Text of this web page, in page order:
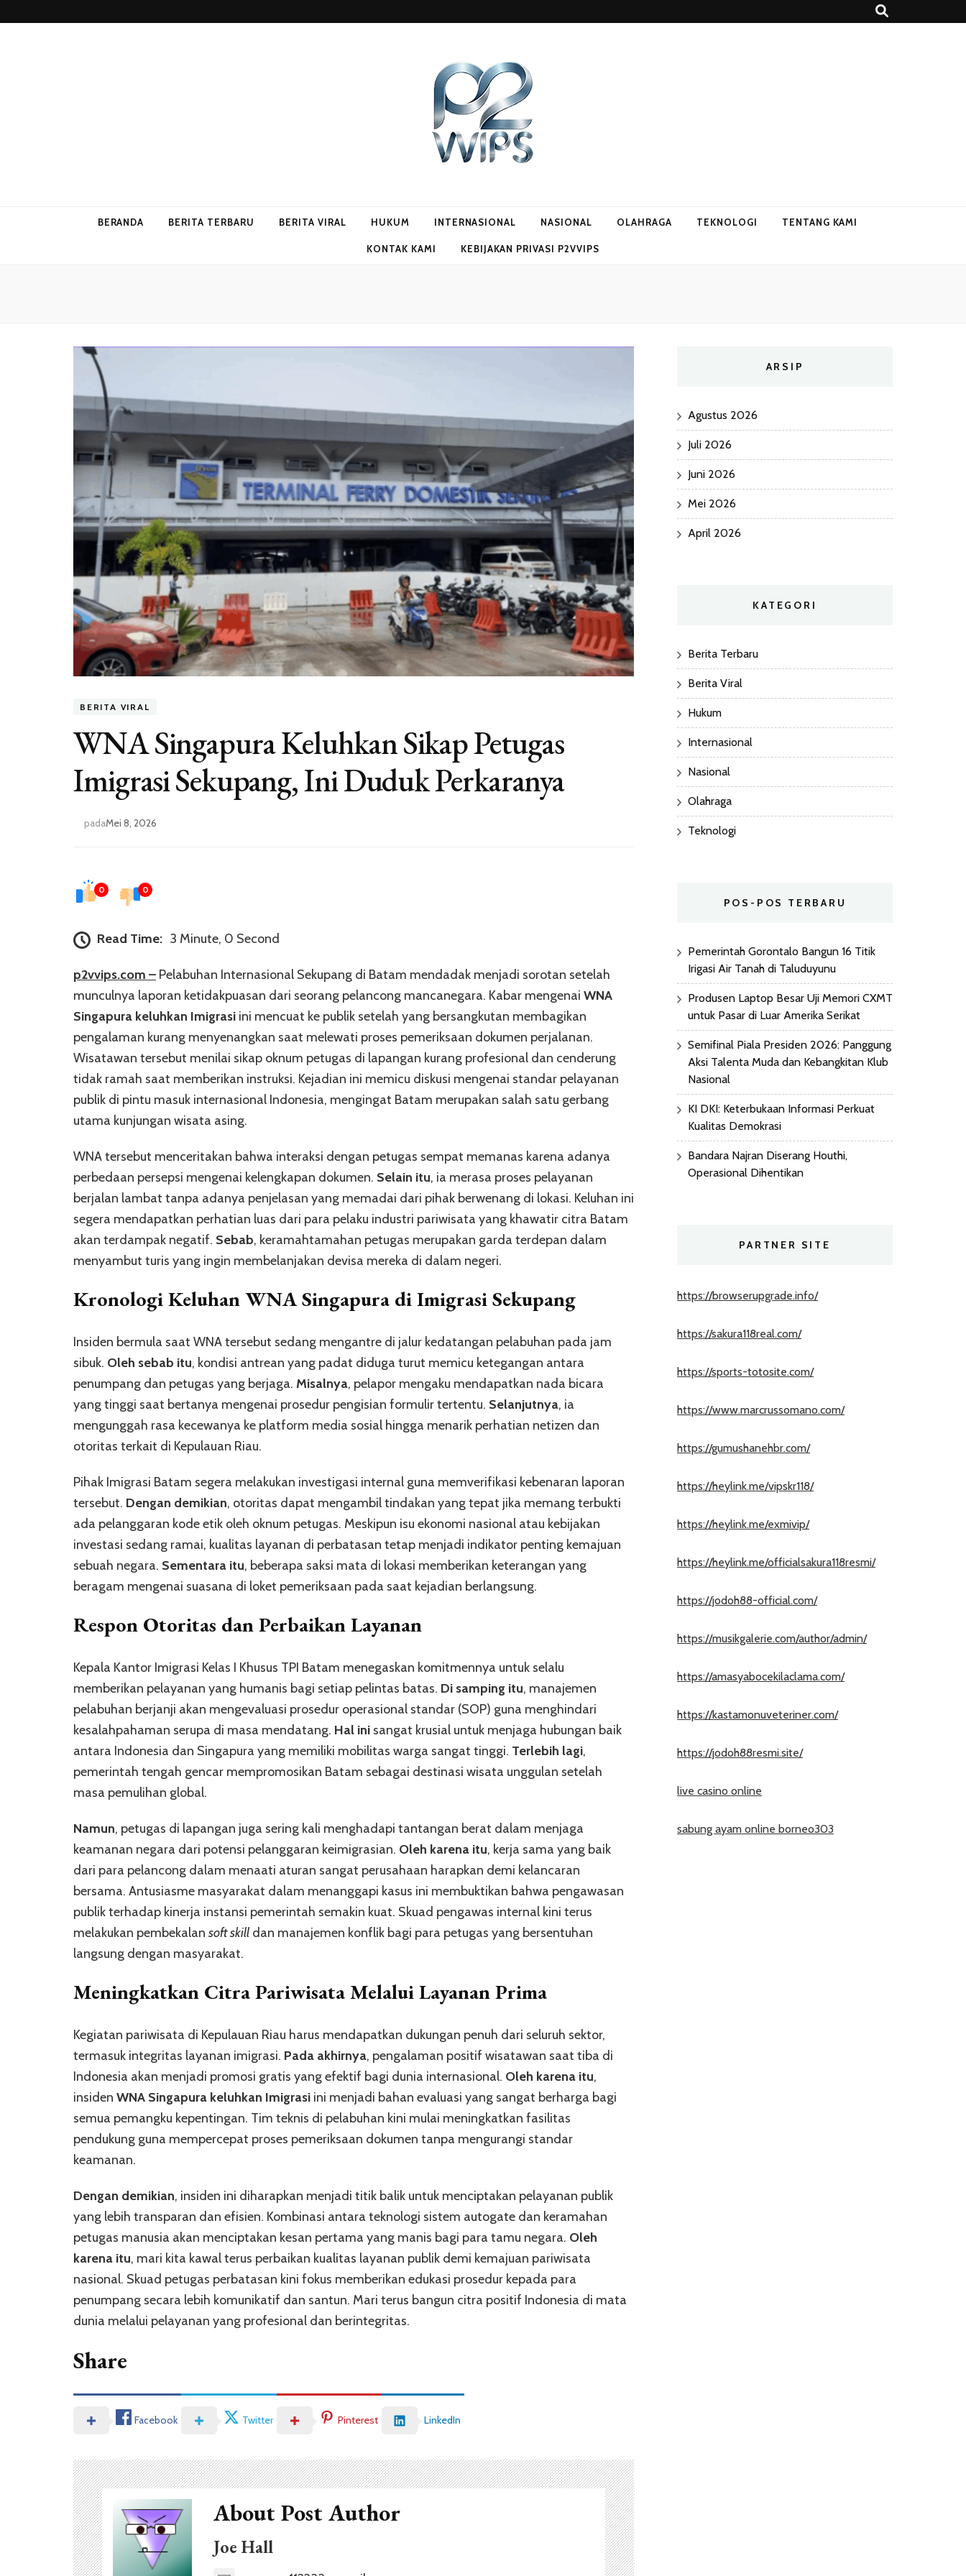
BERANDA BERITA TERBARU BERITA VIRAL HUKUM INTERNASIONAL NASIONAL OLAHRAGA TEKNOLOGI TENTANG KAMI
KONTAK KAMI KEBIJAKAN PRIVASI P2VVIPS
BERITA VIRAL
WNA Singapura Keluhkan Sikap Petugas
Imigrasi Sekupang, Ini Duduk Perkaranya
padaMei 8, 2026
0 0
Read Time: 3 Minute, 0 Second
p2vvips.com – Pelabuhan Internasional Sekupang di Batam mendadak menjadi sorotan setelah
munculnya laporan ketidakpuasan dari seorang pelancong mancanegara. Kabar mengenai WNA
Singapura keluhkan Imigrasi ini mencuat ke publik setelah yang bersangkutan membagikan
pengalaman kurang menyenangkan saat melewati proses pemeriksaan dokumen perjalanan.
Wisatawan tersebut menilai sikap oknum petugas di lapangan kurang profesional dan cenderung
tidak ramah saat memberikan instruksi. Kejadian ini memicu diskusi mengenai standar pelayanan
publik di pintu masuk internasional Indonesia, mengingat Batam merupakan salah satu gerbang
utama kunjungan wisata asing.
WNA tersebut menceritakan bahwa interaksi dengan petugas sempat memanas karena adanya
perbedaan persepsi mengenai kelengkapan dokumen. Selain itu, ia merasa proses pelayanan
berjalan lambat tanpa adanya penjelasan yang memadai dari pihak berwenang di lokasi. Keluhan ini
segera mendapatkan perhatian luas dari para pelaku industri pariwisata yang khawatir citra Batam
akan terdampak negatif. Sebab, keramahtamahan petugas merupakan garda terdepan dalam
menyambut turis yang ingin membelanjakan devisa mereka di dalam negeri.
Kronologi Keluhan WNA Singapura di Imigrasi Sekupang
Insiden bermula saat WNA tersebut sedang mengantre di jalur kedatangan pelabuhan pada jam
sibuk. Oleh sebab itu, kondisi antrean yang padat diduga turut memicu ketegangan antara
penumpang dan petugas yang berjaga. Misalnya, pelapor mengaku mendapatkan nada bicara
yang tinggi saat bertanya mengenai prosedur pengisian formulir tertentu. Selanjutnya, ia
mengunggah rasa kecewanya ke platform media sosial hingga menarik perhatian netizen dan
otoritas terkait di Kepulauan Riau.
Pihak Imigrasi Batam segera melakukan investigasi internal guna memverifikasi kebenaran laporan
tersebut. Dengan demikian, otoritas dapat mengambil tindakan yang tepat jika memang terbukti
ada pelanggaran kode etik oleh oknum petugas. Meskipun isu ekonomi nasional atau kebijakan
investasi sedang ramai, kualitas layanan di perbatasan tetap menjadi indikator penting kemajuan
sebuah negara. Sementara itu, beberapa saksi mata di lokasi memberikan keterangan yang
beragam mengenai suasana di loket pemeriksaan pada saat kejadian berlangsung.
Respon Otoritas dan Perbaikan Layanan
Kepala Kantor Imigrasi Kelas I Khusus TPI Batam menegaskan komitmennya untuk selalu
memberikan pelayanan yang humanis bagi setiap pelintas batas. Di samping itu, manajemen
pelabuhan berjanji akan mengevaluasi prosedur operasional standar (SOP) guna menghindari
kesalahpahaman serupa di masa mendatang. Hal ini sangat krusial untuk menjaga hubungan baik
antara Indonesia dan Singapura yang memiliki mobilitas warga sangat tinggi. Terlebih lagi,
pemerintah tengah gencar mempromosikan Batam sebagai destinasi wisata unggulan setelah
masa pemulihan global.
Namun, petugas di lapangan juga sering kali menghadapi tantangan berat dalam menjaga
keamanan negara dari potensi pelanggaran keimigrasian. Oleh karena itu, kerja sama yang baik
dari para pelancong dalam menaati aturan sangat perusahaan harapkan demi kelancaran
bersama. Antusiasme masyarakat dalam menanggapi kasus ini membuktikan bahwa pengawasan
publik terhadap kinerja instansi pemerintah semakin kuat. Skuad pengawas internal kini terus
melakukan pembekalan soft skill dan manajemen konflik bagi para petugas yang bersentuhan
langsung dengan masyarakat.
Meningkatkan Citra Pariwisata Melalui Layanan Prima
Kegiatan pariwisata di Kepulauan Riau harus mendapatkan dukungan penuh dari seluruh sektor,
termasuk integritas layanan imigrasi. Pada akhirnya, pengalaman positif wisatawan saat tiba di
Indonesia akan menjadi promosi gratis yang efektif bagi dunia internasional. Oleh karena itu,
insiden WNA Singapura keluhkan Imigrasi ini menjadi bahan evaluasi yang sangat berharga bagi
semua pemangku kepentingan. Tim teknis di pelabuhan kini mulai meningkatkan fasilitas
pendukung guna mempercepat proses pemeriksaan dokumen tanpa mengurangi standar
keamanan.
Dengan demikian, insiden ini diharapkan menjadi titik balik untuk menciptakan pelayanan publik
yang lebih transparan dan efisien. Kombinasi antara teknologi sistem autogate dan keramahan
petugas manusia akan menciptakan kesan pertama yang manis bagi para tamu negara. Oleh
karena itu, mari kita kawal terus perbaikan kualitas layanan publik demi kemajuan pariwisata
nasional. Skuad petugas perbatasan kini fokus memberikan edukasi prosedur kepada para
penumpang secara lebih komunikatif dan santun. Mari terus bangun citra positif Indonesia di mata
dunia melalui pelayanan yang profesional dan berintegritas.
Share
Facebook Twitter Pinterest LinkedIn
About Post Author
Joe Hall
ARSIP
Agustus 2026
Juli 2026
Juni 2026
Mei 2026
April 2026
KATEGORI
Berita Terbaru
Berita Viral
Hukum
Internasional
Nasional
Olahraga
Teknologi
POS-POS TERBARU
Pemerintah Gorontalo Bangun 16 Titik
Irigasi Air Tanah di Taluduyunu
Produsen Laptop Besar Uji Memori CXMT
untuk Pasar di Luar Amerika Serikat
Semifinal Piala Presiden 2026: Panggung
Aksi Talenta Muda dan Kebangkitan Klub
Nasional
KI DKI: Keterbukaan Informasi Perkuat
Kualitas Demokrasi
Bandara Najran Diserang Houthi,
Operasional Dihentikan
PARTNER SITE
https://browserupgrade.info/
https://sakura118real.com/
https://sports-totosite.com/
https://www.marcrussomano.com/
https://gumushanehbr.com/
https://heylink.me/vipskr118/
https://heylink.me/exmivip/
https://heylink.me/officialsakura118resmi/
https://jodoh88-official.com/
https://musikgalerie.com/author/admin/
https://amasyabocekilaclama.com/
https://kastamonuveteriner.com/
https://jodoh88resmi.site/
live casino online
sabung ayam online borneo303